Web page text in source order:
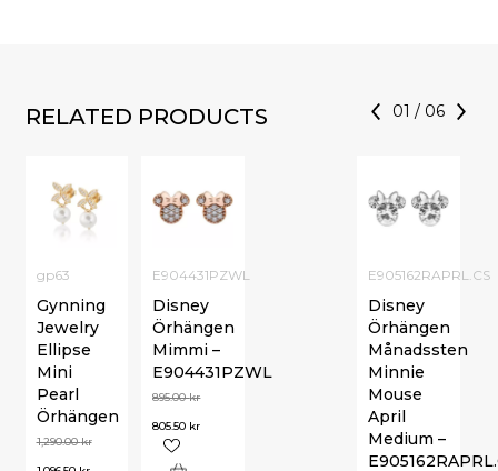
RELATED PRODUCTS 01 / 06
gp63
Gynning
Jewelry
Ellipse
Mini
Pearl
Örhängen
1,290.00kr
E905162RAPRL.CS
Disney
Örhängen
Månadssten
Minnie
Mouse
April
Medium –
E904431PZWL
Disney
Örhängen
Mimmi –
E904431PZWL
895.00kr
805.50 kr